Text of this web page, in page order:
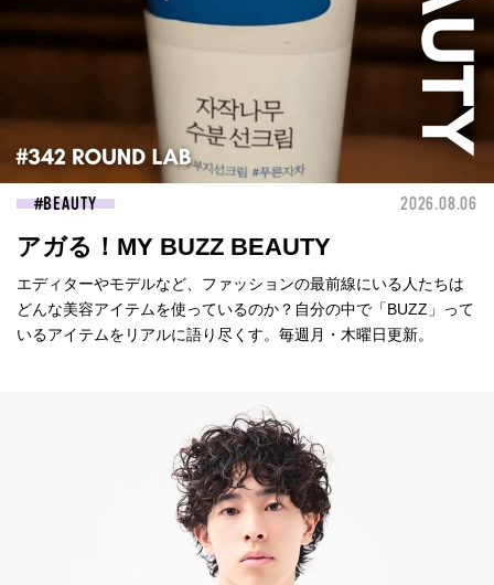
BEAUTY 2026.08.06
アガる！MY BUZZ BEAUTY
エディターやモデルなど、ファッションの最前線にいる人たちは
どんな美容アイテムを使っているのか？自分の中で「BUZZ」って
いるアイテムをリアルに語り尽くす。毎週月・木曜日更新。